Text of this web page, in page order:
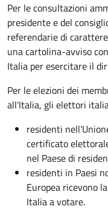
Per le consultazioni
presidente e del
referendarie di
una cartolina-avviso
Italia per esercitare il
Per le elezioni dei
all'Italia, gli elettori
residenti
certificato
nel Paese di
residenti in Paesi
Europea ricevono
Italia a votare.